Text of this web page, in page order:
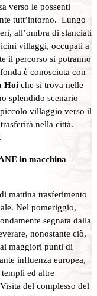
verso le possenti
tutt’intorno. Lungo
all’ombra di slanciati
villaggi, occupati a
il percorso si potranno
è conosciuta con
Hoi che si trova nelle
splendido scenario
villaggio verso il
nella città.
in macchina –
mattina trasferimento
Nel pomeriggio,
segnata dalla
nonostante ciò,
maggiori punti di
influenza europea,
ed altre
del complesso del